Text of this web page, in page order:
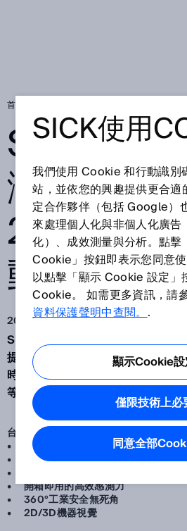
首頁
SICK
灣西克敬
2023台北
動化工業
2023 Aug 18
SICK台灣西克將亮相「2023台北
提供最具競爭力的自動化解決方案
時代、加速工業4.0發展、邁向穩
等應用。
台灣西克將展示幾大主題：
• ESG淨零轉型
• 智慧物流輸送系統
•
• 開箱即用的高效感測力
• 360°工業安全無死角
•
2D/3D機器視覺
SICK使用
我們使用 Cookie 和行動識別
站，並依您的興趣提供更合
定合作夥伴（包括 Google）
來處理個人化與非個人化廣告
化）、成效測量與分析。點擊
Cookie」按鈕即表示您同意
以點擊「顯示 Cookie 設定」
Cookie。 如需更多資訊，請
資料保護聲明中查閱。.
顯示Cookie
僅限技術上必
同意全部